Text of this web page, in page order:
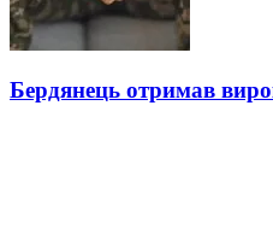
Бердянець отримав